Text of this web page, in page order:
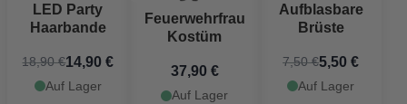
LED Party
Haarbande
18,90 €14,90 €
Auf Lager
Feuerwehrfrau
Kostüm
37,90 €
Auf Lager
Aufblasbare
Brüste
7,50 €5,50 €
Auf Lager